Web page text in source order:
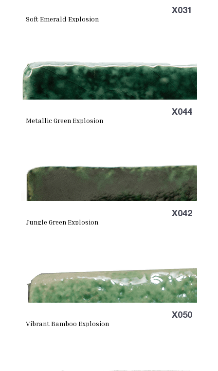
X031
Soft Emerald Explosion
X044
Metallic Green Explosion
X042
Jungle Green Explosion
X050
Vibrant Bamboo Explosion